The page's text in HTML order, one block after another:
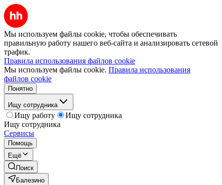
Мы используем файлы cookie, чтобы обеспечивать
правильную работу нашего веб-сайта и анализировать сетевой
трафик.
Правила использования файлов cookie
Мы используем файлы cookie. Правила использования
файлов cookie
Понятно
Ищу сотрудника
Ищу работу
Ищу сотрудника
Ищу сотрудника
Сервисы
Помощь
Ещё
Поиск
Балезино